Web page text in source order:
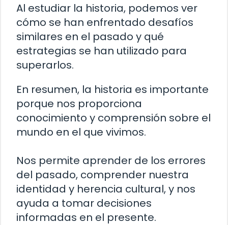
Al estudiar la historia, podemos ver
cómo se han enfrentado desafíos
similares en el pasado y qué
estrategias se han utilizado para
superarlos.
En resumen, la historia es importante
porque nos proporciona
conocimiento y comprensión sobre el
mundo en el que vivimos.
Nos permite aprender de los errores
del pasado, comprender nuestra
identidad y herencia cultural, y nos
ayuda a tomar decisiones
informadas en el presente.